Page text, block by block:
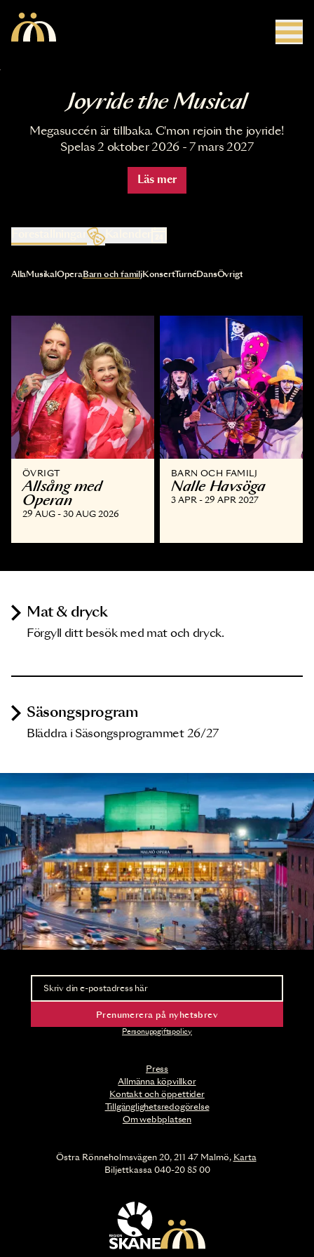
Joyride the Musical
Megasuccén är tillbaka. C'mon rejoin the joyride!
Spelas 2 oktober 2026 - 7 mars 2027
Läs mer
Kalender
Val av kategori uppdaterar innehållet automatiskt
AllaMusikal OperaBarn och familjKonsertTurnéDansÖvrigt
ÖVRIGT
Allsång med
Operan
29 AUG - 30 AUG 2026
BARN OCH FAMILJ
Nalle Havsöga
3 APR - 29 APR 2027
Mat & dryck
Förgyll ditt besök med mat och dryck.
Säsongsprogram
Bläddra i Säsongsprogrammet 26/27
Press
Allmänna köpvillkor
Kontakt och öppettider
Tillgänglighetsredogörelse
Om webbplatsen
Nyhetsbrev
Ta del av förhandsinformation och biljettsläpp.
Prenumerera på nyhetsbrev
Personuppgiftspolicy
Östra Rönneholmsvägen 20, 211 47 Malmö, Karta
Biljettkassa 040-20 85 00